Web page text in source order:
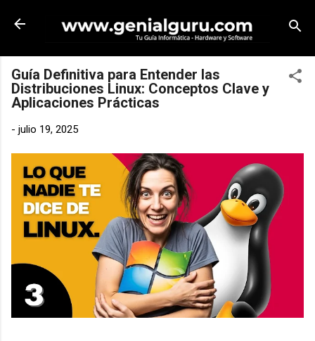
Ir al contenido principal
Guía Definitiva para Entender las
Distribuciones Linux: Conceptos Clave y
Aplicaciones Prácticas
- julio 19, 2025